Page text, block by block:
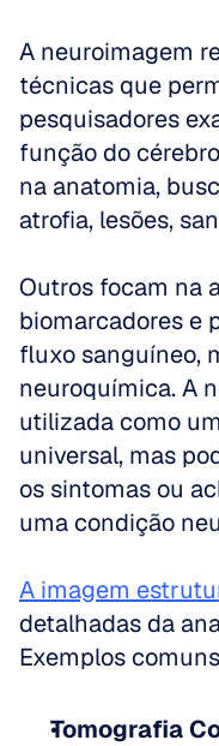
A neuroimagem
técnicas que
pesquisadores
função do
na anatomia,
atrofia, lesões,
Outros focam na
biomarcadores e
fluxo sanguíneo,
neuroquímica. A
utilizada como
universal, mas
os sintomas ou
uma condição
A imagem
detalhadas da
Exemplos
Tomografia